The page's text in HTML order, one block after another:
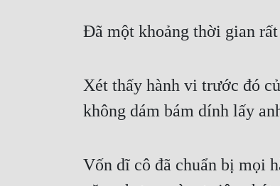
Đã một khoảng thời gian
Xét thấy hành vi trước đó
không dám bám dính lấy
Vốn dĩ cô đã chuẩn bị mọi